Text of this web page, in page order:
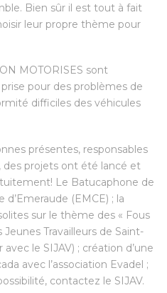
Bien sûr il est tout à fait
leur propre thème pour
MOTORISES sont
pour des problèmes de
difficiles des véhicules
présentes, responsables
des projets ont été lancé et
Le Batucaphone de
d’Emeraude (EMCE) ; la
sur le thème des « Fous
Travailleurs de Saint-
le SIJAV) ; création d’une
avec l’association Evadel ;
contactez le SIJAV.